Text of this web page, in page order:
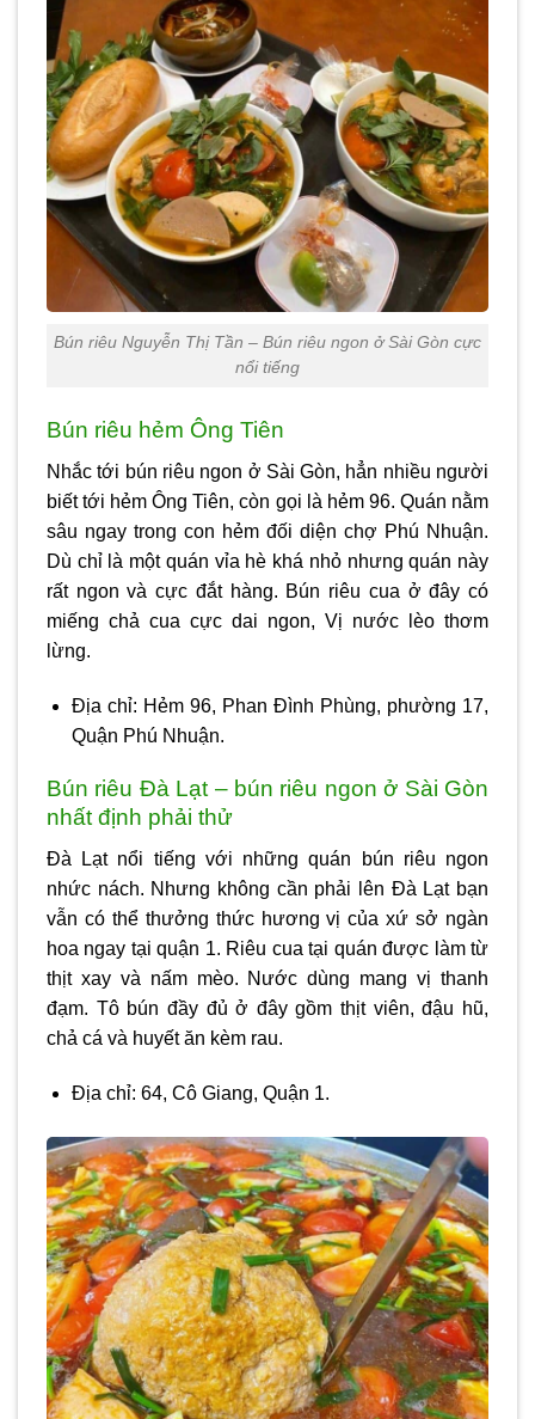
Bún riêu Nguyễn Thị Tần – Bún riêu ngon ở Sài Gòn cực
nổi tiếng
Bún riêu hẻm Ông Tiên
Nhắc tới bún riêu ngon ở Sài Gòn, hẳn nhiều người
biết tới hẻm Ông Tiên, còn gọi là hẻm 96. Quán nằm
sâu ngay trong con hẻm đối diện chợ Phú Nhuận.
Dù chỉ là một quán vỉa hè khá nhỏ nhưng quán này
rất ngon và cực đắt hàng. Bún riêu cua ở đây có
miếng chả cua cực dai ngon, Vị nước lèo thơm
lừng.
Địa chỉ: Hẻm 96, Phan Đình Phùng, phường 17,
Quận Phú Nhuận.
Bún riêu Đà Lạt – bún riêu ngon ở Sài Gòn
nhất định phải thử
Đà Lạt nổi tiếng với những quán bún riêu ngon
nhức nách. Nhưng không cần phải lên Đà Lạt bạn
vẫn có thể thưởng thức hương vị của xứ sở ngàn
hoa ngay tại quận 1. Riêu cua tại quán được làm từ
thịt xay và nấm mèo. Nước dùng mang vị thanh
đạm. Tô bún đầy đủ ở đây gồm thịt viên, đậu hũ,
chả cá và huyết ăn kèm rau.
Địa chỉ: 64, Cô Giang, Quận 1.